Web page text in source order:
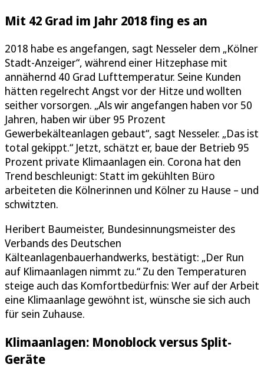
Mit 42 Grad im Jahr 2018 fing es an
2018 habe es angefangen, sagt Nesseler dem „Kölner
Stadt-Anzeiger“, während einer Hitzephase mit
annähernd 40 Grad Lufttemperatur. Seine Kunden
hätten regelrecht Angst vor der Hitze und wollten
seither vorsorgen. „Als wir angefangen haben vor 50
Jahren, haben wir über 95 Prozent
Gewerbekälteanlagen gebaut“, sagt Nesseler. „Das ist
total gekippt.“ Jetzt, schätzt er, baue der Betrieb 95
Prozent private Klimaanlagen ein. Corona hat den
Trend beschleunigt: Statt im gekühlten Büro
arbeiteten die Kölnerinnen und Kölner zu Hause – und
schwitzten.
Heribert Baumeister, Bundesinnungsmeister des
Verbands des Deutschen
Kälteanlagenbauerhandwerks, bestätigt: „Der Run
auf Klimaanlagen nimmt zu.“ Zu den Temperaturen
steige auch das Komfortbedürfnis: Wer auf der Arbeit
eine Klimaanlage gewöhnt ist, wünsche sie sich auch
für sein Zuhause.
Klimaanlagen: Monoblock versus Split-
Geräte